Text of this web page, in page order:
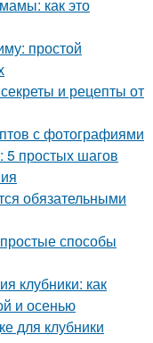
как это
простой
и рецепты от
с фотографиями
5 простых шагов
обязательными
способы
клубники: как
и осенью
для клубники